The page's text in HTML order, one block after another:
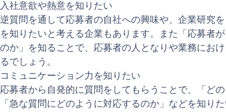
入社意欲や熱意を知りたい
逆質問を通して応募者の自社への興味や、企業研究
を知りたいと考える企業もあります。また「応募者
のか」を知ることで、応募者の人となりや業務にお
るでしょう。
コミュニケーション力を知りたい
応募者から自発的に質問をしてもらうことで、「ど
「急な質問にどのように対応するのか」などを知り